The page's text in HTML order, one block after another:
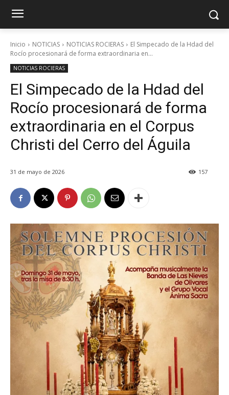
Inicio NOTICIAS NOTICIAS ROCIERAS
El Simpecado de la Hdad del
Rocío procesionará de forma extraordinaria en...
NOTICIAS ROCIERAS
El Simpecado de la Hdad del
Rocío procesionará de forma
extraordinaria en el Corpus
Christi del Cerro del Águila
31 de mayo de 2026 157